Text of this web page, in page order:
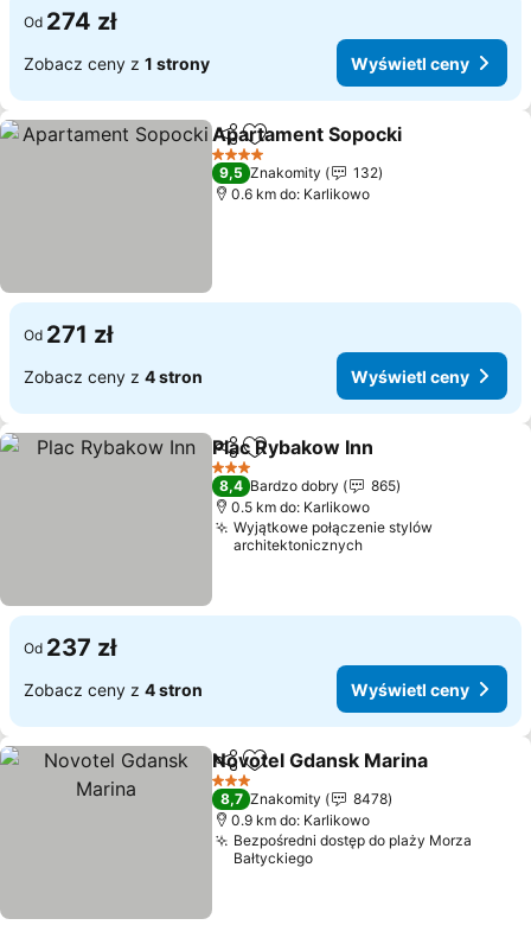
Od 274 zł
Zobacz ceny z 1 strony Wyświetl ceny
Udostępnij
Dodaj do ulubionych
Apartament Sopocki
4 Kategoria
9,5 Znakomity
132
0.6 km do: Karlikowo
Od 271 zł
Zobacz ceny z 4 stron Wyświetl ceny
Udostępnij
Dodaj do ulubionych
Plac Rybakow Inn
3 Kategoria
8,4 Bardzo dobry
865
0.5 km do: Karlikowo
Wyjątkowe połączenie stylów
architektonicznych
Od 237 zł
Zobacz ceny z 4 stron Wyświetl ceny
Udostępnij
Dodaj do ulubionych
Novotel Gdansk Marina
3 Kategoria
8,7 Znakomity
8478
0.9 km do: Karlikowo
Bezpośredni dostęp do plaży Morza
Bałtyckiego